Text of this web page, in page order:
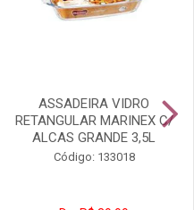
ASSADEIRA VIDRO
RETANGULAR MARINEX C/
ALCAS GRANDE 3,5L
Código: 133018